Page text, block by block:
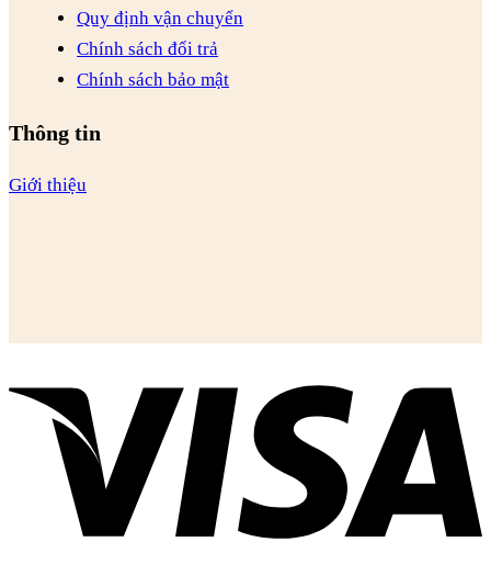
Quy định vận chuyển
Chính sách đổi trả
Chính sách bảo mật
Thông tin
Giới thiệu